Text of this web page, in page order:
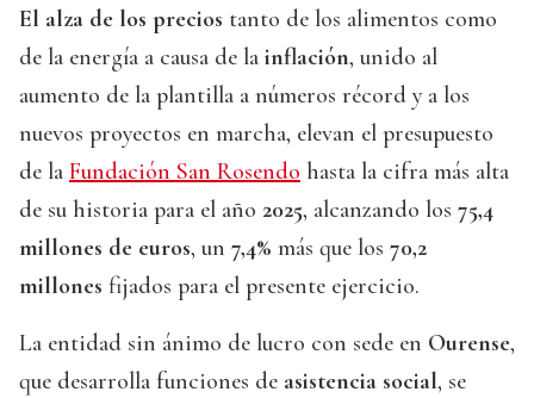
El alza de los precios tanto de los alimentos como
de la energía a causa de la inflación, unido al
aumento de la plantilla a números récord y a los
nuevos proyectos en marcha, elevan el presupuesto
de la Fundación San Rosendo hasta la cifra más alta
de su historia para el año 2025, alcanzando los 75,4
millones de euros, un 7,4% más que los 70,2
millones fijados para el presente ejercicio.
La entidad sin ánimo de lucro con sede en Ourense,
que desarrolla funciones de asistencia social, se